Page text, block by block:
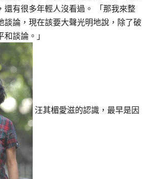
還有很多年輕人沒看過。 「那我來整
談論，現在該要大聲光明地說，除了破
談論。」
汪其楣愛滋的認識，最早是因